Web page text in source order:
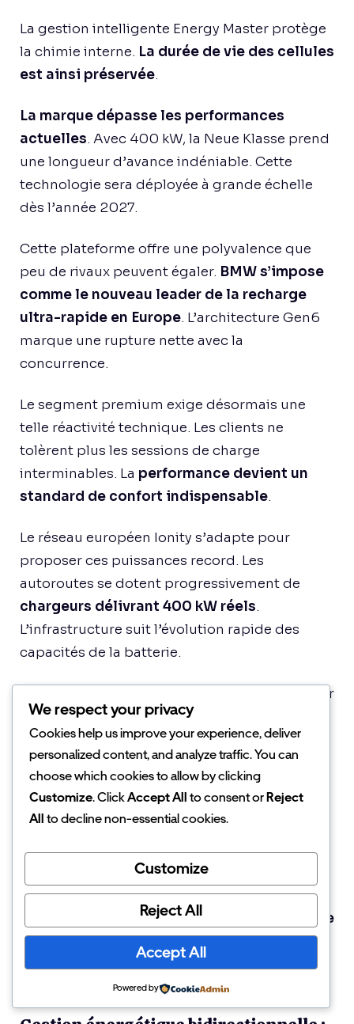
La gestion intelligente Energy Master protège
la chimie interne. La durée de vie des cellules
est ainsi préservée.
La marque dépasse les performances
actuelles. Avec 400 kW, la Neue Klasse prend
une longueur d’avance indéniable. Cette
technologie sera déployée à grande échelle
dès l’année 2027.
Cette plateforme offre une polyvalence que
peu de rivaux peuvent égaler. BMW s’impose
comme le nouveau leader de la recharge
ultra-rapide en Europe. L’architecture Gen6
marque une rupture nette avec la
concurrence.
Le segment premium exige désormais une
telle réactivité technique. Les clients ne
tolèrent plus les sessions de charge
interminables. La performance devient un
standard de confort indispensable.
Le réseau européen Ionity s’adapte pour
proposer ces puissances record. Les
autoroutes se dotent progressivement de
chargeurs délivrant 400 kW réels.
L’infrastructure suit l’évolution rapide des
capacités de la batterie.
BMW collabore avec plusieurs opérateurs pour
garantir un accès fluide. Des tarifs
préférentiels seront proposés aux
propriétaires via une carte unique. La
recharge intelligente s’intègre directement
dans l’application MyBMW
L’écosystème grandit aussi vite que la
technologie embarquée. Recharger partout
devient une réalité simple et accessible. La
mobilité électrique entre dans une phase de
maturité technique.
We respect your privacy
Cookies help us improve your experience, deliver
personalized content, and analyze traffic. You can
choose which cookies to allow by clicking
Customize. ClickAccept All to consent orReject
All to decline non-essential cookies.
Customize
Reject All
Accept All
Powered by